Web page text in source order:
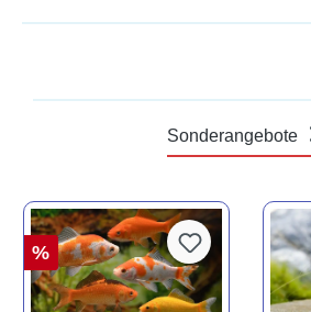
Sonderangebote
%